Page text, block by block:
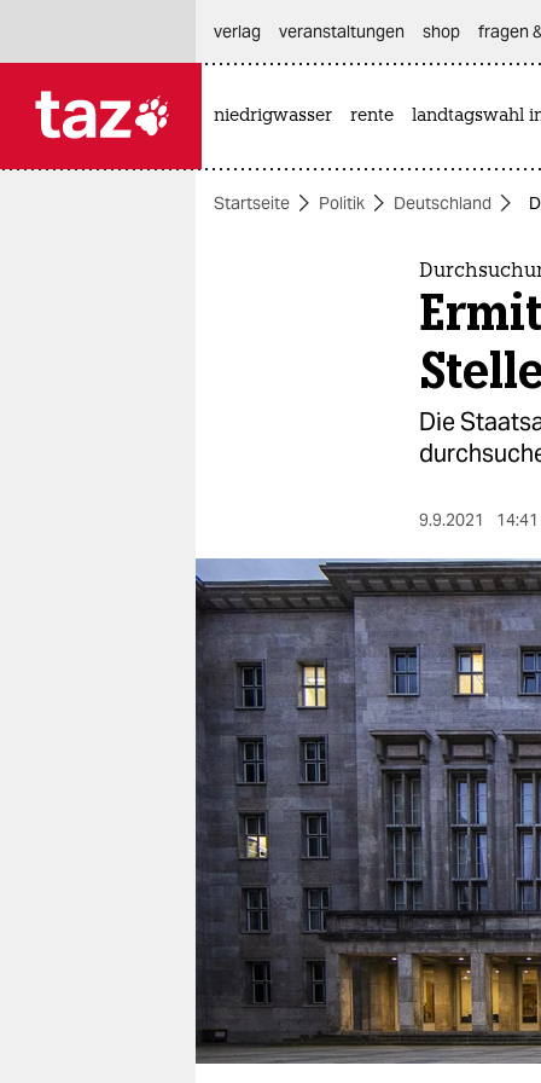
themen
nord
wahrheit
verlag
verlag
veranstaltungen
shop
fragen & hilfe
unterstützen
abo
genossenschaft
verlag
veranstaltungen shop fragen
niedrigwasser rente landtagswahl
Startseite Politik Deutschland
Die
9.9.2021